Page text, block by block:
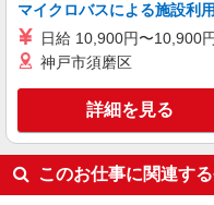
マイクロバスによる施設利
日給 10,900円〜10,900円
神戸市須磨区
詳細を見る
このお仕事に関連す